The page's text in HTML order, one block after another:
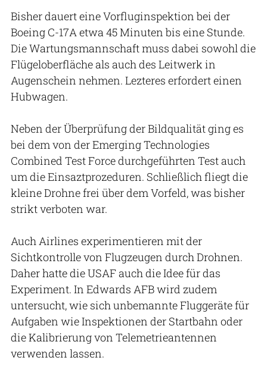
Bisher dauert eine Vorfluginspektion bei der
Boeing C-17A etwa 45 Minuten bis eine Stunde.
Die Wartungsmannschaft muss dabei sowohl die
Flügeloberfläche als auch des Leitwerk in
Augenschein nehmen. Lezteres erfordert einen
Hubwagen.
Neben der Überprüfung der Bildqualität ging es
bei dem von der Emerging Technologies
Combined Test Force durchgeführten Test auch
um die Einsaztprozeduren. Schließlich fliegt die
kleine Drohne frei über dem Vorfeld, was bisher
strikt verboten war.
Auch Airlines experimentieren mit der
Sichtkontrolle von Flugzeugen durch Drohnen.
Daher hatte die USAF auch die Idee für das
Experiment. In Edwards AFB wird zudem
untersucht, wie sich unbemannte Fluggeräte für
Aufgaben wie Inspektionen der Startbahn oder
die Kalibrierung von Telemetrieantennen
verwenden lassen.